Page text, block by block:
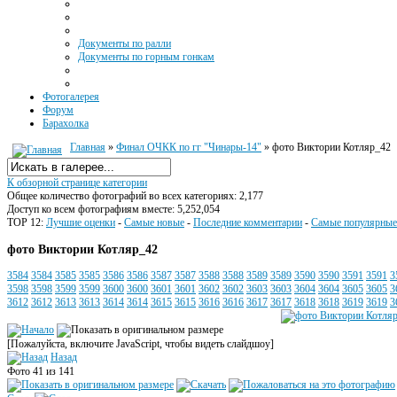
Документы по ралли
Документы по горным гонкам
Фотогалерея
Форум
Барахолка
Главная » Финал ОЧКК по гг "Чинары-14" » фото Виктории Котляр_42
К обзорной странице категории
Общее количество фотографий во всех категориях: 2,177
Доступ ко всем фотографиям вместе: 5,252,054
TOP 12: Лучшие оценки - Самые новые - Последние комментарии - Самые популярные
фото Виктории Котляр_42
3584 3584 3585 3585 3586 3586 3587 3587 3588 3588 3589 3589 3590 3590 3591 3591
3598 3598 3599 3599 3600 3600 3601 3601 3602 3602 3603 3603 3604 3604 3605 3605
3612 3612 3613 3613 3614 3614 3615 3615 3616 3616 3617 3617 3618 3618 3619 3619
[Пожалуйста, включите JavaScript, чтобы видеть слайдшоу]
Назад
Фото 41 из 141